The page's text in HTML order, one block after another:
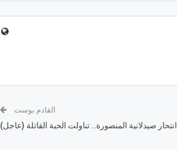
القادم بوست
انتحار صيدلانية المنصورة.. تناولت الحبة القاتلة (عاجل)